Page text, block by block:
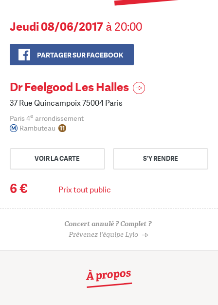
Jeudi 08/06/2017 à 20:00
PARTAGER SUR FACEBOOK
Dr Feelgood Les Halles
37 Rue Quincampoix 75004 Paris
Paris 4e arrondissement
Rambuteau
VOIR LA CARTE S'Y RENDRE
6 € Prix tout public
Concert annulé ? Complet ?
Prévenez l'équipe Lylo
À propos